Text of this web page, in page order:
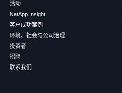
活动
NetApp Insight
客户成功案例
环境、社会与公司治理
投资者
招聘
联系我们